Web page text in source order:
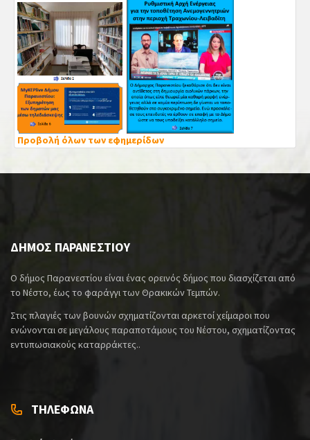
Προβολή όλων των εφημερίδων
ΔΗΜΟΣ ΠΑΡΑΝΕΣΤΙΟΥ
Ο δήμος Παρανεστίου είναι ένας ορεινός δήμος που διασχίζεται από
το Νέστο, έως το φαράγγι των Θρακικών Τεμπών.
Στις πλαγιές των βουνών σχηματίζονται αρκετοί χείμαροι που
ενώνονται σε μεγάλους παραποτάμους του Νέστου, σχηματίζοντας
εντυπωσιακούς καταρράκτες..
ΤΗΛΕΦΩΝΑ